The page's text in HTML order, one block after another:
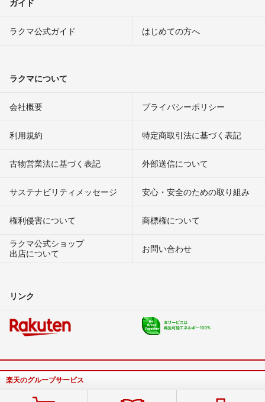
ガイド
ラクマ公式ガイド はじめての方へ
ラクマについて
会社概要 プライバシーポリシー
利用規約 特定商取引法に基づく表記
古物営業法に基づく表記 外部送信について
サステナビリティメッセージ 安心・安全のための取り組み
権利侵害について
商標権について
ラクマ公式ショップ
出店について
お問い合わせ
リンク
楽天のグループサービス